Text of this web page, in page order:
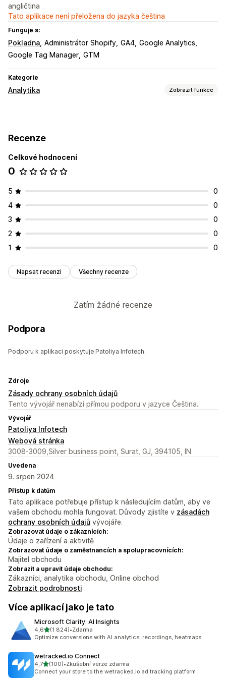
angličtina
Tato aplikace není přeložena do jazyka čeština
Funguje s:
Pokladna Administrátor Shopify GA4 Google Analytics
Google Tag Manager GTM
Kategorie
Analytika Zobrazit funkce
Analytika pokladny
Vizuály a výkazy
Panel analytiky
Recenze
Celkové hodnocení
0
5
0
4
0
3
0
2
0
1
0
Napsat recenzi Všechny recenze
Zatím žádné recenze
Podpora
Podporu k aplikaci poskytuje Patoliya Infotech.
Zdroje
Zásady ochrany osobních údajů
Tento vývojář nenabízí přímou podporu v jazyce Čeština.
Vývojář
Patoliya Infotech
Webová stránka
3008-3009,Silver business point, Surat, GJ, 394105, IN
Uvedena
9. srpen 2024
Přístup k datům
Tato aplikace potřebuje přístup k následujícím datům, aby ve
vašem obchodu mohla fungovat. Důvody zjistíte v zásadách
ochrany osobních údajů vývojáře.
Zobrazovat údaje o zákaznících:
Údaje o zařízení a aktivitě
Zobrazovat údaje o zaměstnancích a spolupracovnících:
Majitel obchodu
Zobrazit a upravit údaje obchodu:
Zákazníci, analytika obchodu, Online obchod
Zobrazit podrobnosti
Více aplikací jako je tato
Microsoft Clarity: AI Insights
4,6z 5 hvězd
(1 824)
Celkový počet recenzí: 1824
•Zdarma
Optimize conversions with AI analytics, recordings, heatmaps
wetracked.io Connect
4,7z 5 hvězd
(100)
Celkový počet recenzí: 100
•Zkušební verze zdarma
Connect your store to the wetracked.io ad tracking platform